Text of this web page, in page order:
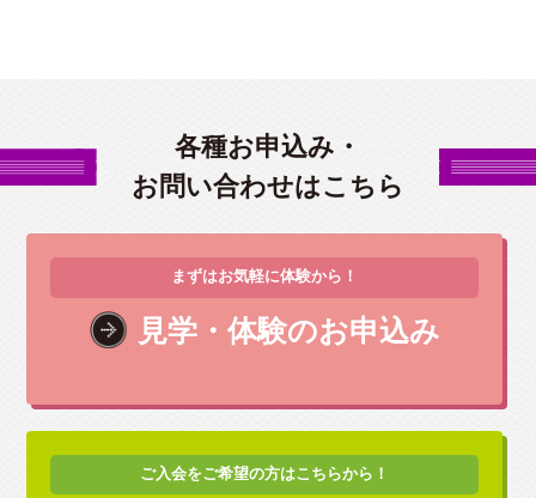
各種お申込み・
お問い合わせはこちら
まずはお気軽に体験から！
見学・体験のお申込み
ご入会をご希望の方はこちらから！